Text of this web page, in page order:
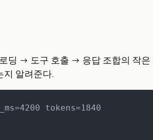
딩 → 도구 호출 → 응답 조합의 작
지 알려준다.
tokens=1840